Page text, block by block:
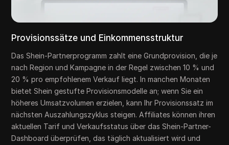
Provisionssätze und Einkommensstruktur
Das Shein-Partnerprogramm zahlt eine Grundprovision, die je
nach Region und Kampagne in der Regel zwischen 10 % und
20 % pro empfohlenem Verkauf liegt. In manchen Monaten
bietet Shein gestufte Provisionsmodelle an; wenn Sie ein
höheres Umsatzvolumen erzielen, kann Ihr Provisionssatz im
nächsten Auszahlungszyklus steigen. Affiliates können ihren
aktuellen Tarif und Verkaufsstatus über das Shein-Partner-
Dashboard überprüfen, das täglich aktualisiert wird und